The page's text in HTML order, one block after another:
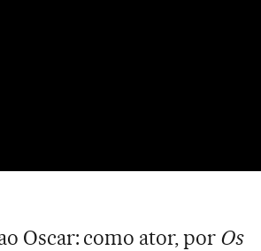
Oscar: como ator, por Os